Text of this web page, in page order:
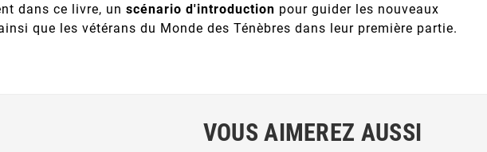
dans ce livre, un scénario d'introduction pour guider les nouveaux
que les vétérans du Monde des Ténèbres dans leur première partie.
VOUS AIMEREZ AUSSI